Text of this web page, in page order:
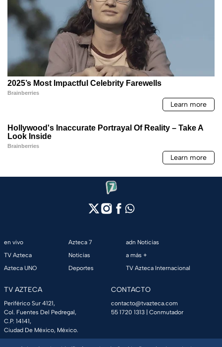
en vivo
TV Azteca
Azteca UNO
Azteca 7
Noticias
Deportes
adn Noticias
a más +
TV Azteca Internacional
TV AZTECA
Periférico Sur 4121,
Col. Fuentes Del Pedregal,
C.P. 14141,
Ciudad De México, México.
CONTACTO
contacto@tvazteca.com
55 1720 1313 | Conmutador